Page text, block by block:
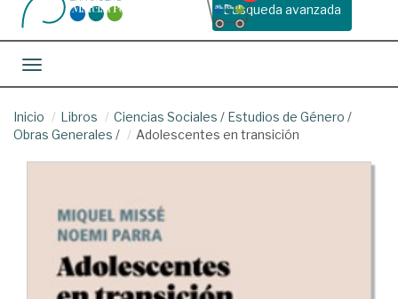
Busqueda avanzada
Toggle navigation
Inicio Libros Ciencias Sociales / Estudios de Género /
Obras Generales / Adolescentes en transición